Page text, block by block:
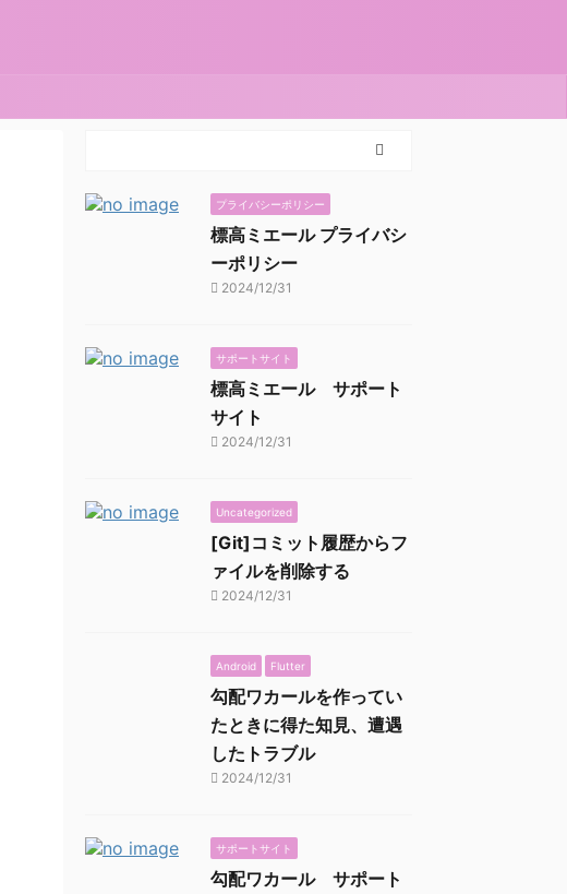
プライバシーポリシー
標高ミエール プライバシ
ーポリシー
2024/12/31
サポートサイト
標高ミエール サポート
サイト
2024/12/31
Uncategorized
[Git]コミット履歴からフ
ァイルを削除する
2024/12/31
Android Flutter
勾配ワカールを作ってい
たときに得た知見、遭遇
したトラブル
2024/12/31
サポートサイト
勾配ワカール サポート